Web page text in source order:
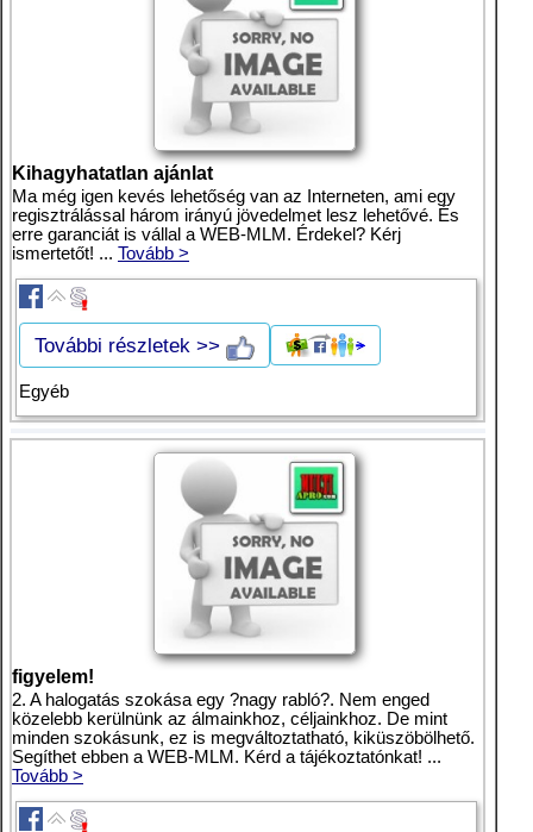
Kihagyhatatlan ajánlat
Ma még igen kevés lehetőség van az Interneten, ami egy
regisztrálással három irányú jövedelmet lesz lehetővé. És
erre garanciát is vállal a WEB-MLM. Érdekel? Kérj
ismertetőt! ... Tovább >
További részletek >>
Egyéb
figyelem!
2. A halogatás szokása egy ?nagy rabló?. Nem enged
közelebb kerülnünk az álmainkhoz, céljainkhoz. De mint
minden szokásunk, ez is megváltoztatható, kiküszöbölhető.
Segíthet ebben a WEB-MLM. Kérd a tájékoztatónkat! ...
Tovább >